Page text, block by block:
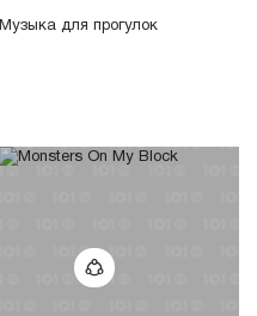
Музыка для прогулок